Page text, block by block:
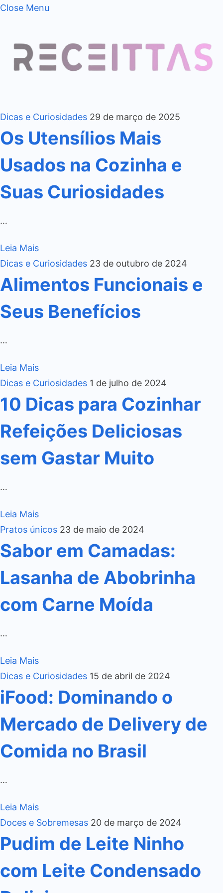
Close Menu
Dicas e Curiosidades 29 de março de 2025
Os Utensílios Mais
Usados na Cozinha e
Suas Curiosidades
…
Leia Mais
Dicas e Curiosidades 23 de outubro de 2024
Alimentos Funcionais e
Seus Benefícios
…
Leia Mais
Dicas e Curiosidades 1 de julho de 2024
10 Dicas para Cozinhar
Refeições Deliciosas
sem Gastar Muito
…
Leia Mais
Pratos únicos 23 de maio de 2024
Sabor em Camadas:
Lasanha de Abobrinha
com Carne Moída
…
Leia Mais
Dicas e Curiosidades 15 de abril de 2024
iFood: Dominando o
Mercado de Delivery de
Comida no Brasil
…
Leia Mais
Doces e Sobremesas 20 de março de 2024
Pudim de Leite Ninho
com Leite Condensado